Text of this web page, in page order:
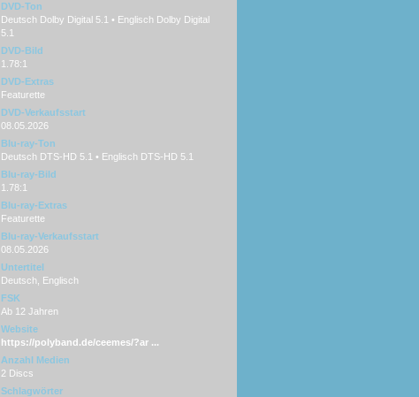
DVD-Ton
Deutsch Dolby Digital 5.1 • Englisch Dolby Digital
5.1
DVD-Bild
1.78:1
DVD-Extras
Featurette
DVD-Verkaufsstart
08.05.2026
Blu-ray-Ton
Deutsch DTS-HD 5.1 • Englisch DTS-HD 5.1
Blu-ray-Bild
1.78:1
Blu-ray-Extras
Featurette
Blu-ray-Verkaufsstart
08.05.2026
Untertitel
Deutsch, Englisch
FSK
Ab 12 Jahren
Website
https://polyband.de/ceemes/?ar ...
Anzahl Medien
2 Discs
Schlagwörter